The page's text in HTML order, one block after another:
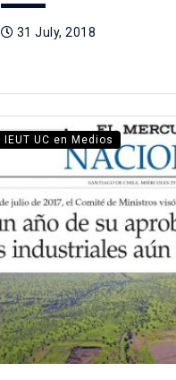
31 July, 2018
IEUT UC en Medios